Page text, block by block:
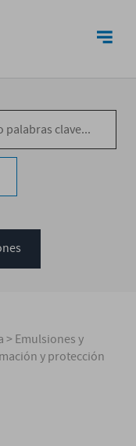
>Emulsiones y
y protección